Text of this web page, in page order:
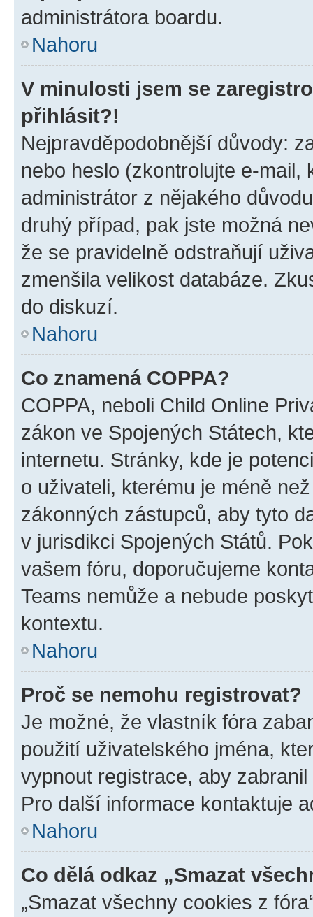
administrátora boardu.
Nahoru
V minulosti jsem se
přihlásit?!
Nejpravděpodobnější důvody:
nebo heslo (zkontrolujte e-
administrátor z nějakého
druhý případ, pak jste možná
že se pravidelně odstraňují
zmenšila velikost databáze.
do diskuzí.
Nahoru
Co znamená COPPA?
COPPA, neboli Child Online
zákon ve Spojených Státech,
internetu. Stránky, kde je
o uživateli, kterému je méně
zákonných zástupců, aby tyto
v jurisdikci Spojených Států.
vašem fóru, doporučujeme
Teams nemůže a nebude
kontextu.
Nahoru
Proč se nemohu registrovat?
Je možné, že vlastník fóra
použití uživatelského jména,
vypnout registrace, aby
Pro další informace kontaktuje
Nahoru
Co dělá odkaz „Smazat
„Smazat všechny cookies z